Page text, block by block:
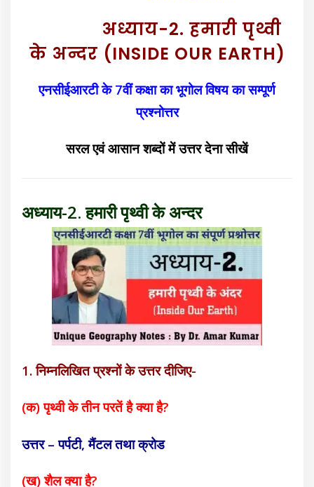
अध्याय-2. हमारी पृथ्वी
के अन्दर (INSIDE OUR EARTH)
एनसीईआरटी के 7वीं कक्षा का भूगोल विषय का सम्पूर्ण
प्रश्नोत्तर
सरल एवं आसान शब्दों में उत्तर देनासीखें
अध्याय-2. हमारी पृथ्वी के अन्दर
1. निम्नलिखित प्रश्नों के उत्तर दीजिए-
(क) पृथ्वी के तीन परतें है क्या है?
उत्तर – पर्पटी, मैंटल तथा क्रोड
(ख) शैल क्या है?